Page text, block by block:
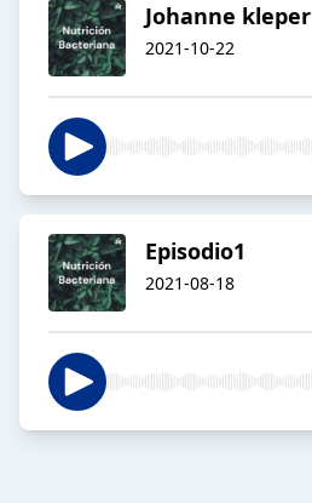
Johanne kleper
2021-10-22
Episodio1
2021-08-18